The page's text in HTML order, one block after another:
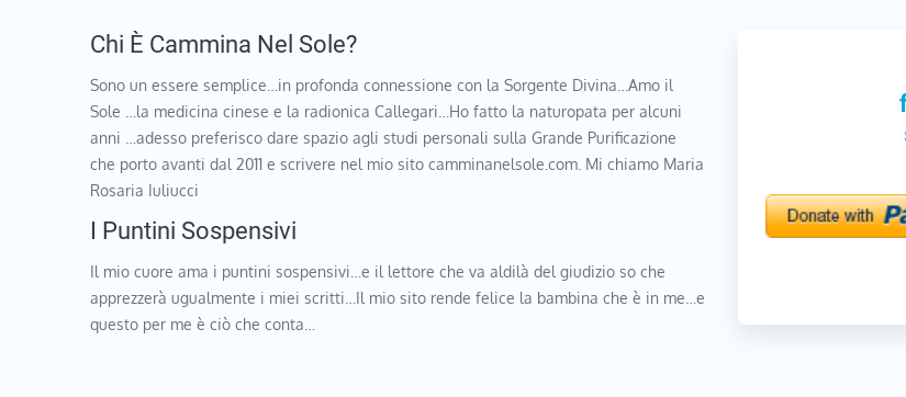
Chi È Cammina Nel Sole?
Sono un essere semplice…in profonda connessione con la Sorgente Divina…Amo il
Sole …la medicina cinese e la radionica Callegari…Ho fatto la naturopata per alcuni
anni …adesso preferisco dare spazio agli studi personali sulla Grande Purificazione
che porto avanti dal 2011 e scrivere nel mio sito camminanelsole.com. Mi chiamo Maria
Rosaria Iuliucci
I Puntini Sospensivi
Il mio cuore ama i puntini sospensivi…e il lettore che va aldilà del giudizio so che
apprezzerà ugualmente i miei scritti…Il mio sito rende felice la bambina che è in me…e
questo per me è ciò che conta…